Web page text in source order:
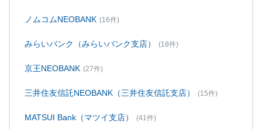
ノムコムNEOBANK (16件)
みらいバンク（みらいバンク支店） (18件)
京王NEOBANK (27件)
三井住友信託NEOBANK（三井住友信託支店） (15件)
MATSUI Bank（マツイ支店） (41件)